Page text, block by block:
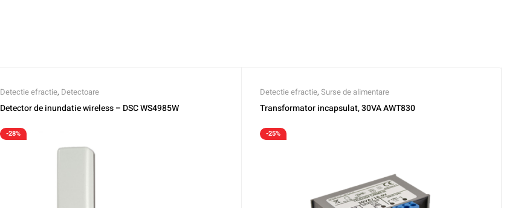
Detectie efractie, Detectoare
Detector de inundatie wireless – DSC WS4985W
-28%
Detectie efractie, Surse de alimentare
Transformator incapsulat, 30VA AWT830
-25%